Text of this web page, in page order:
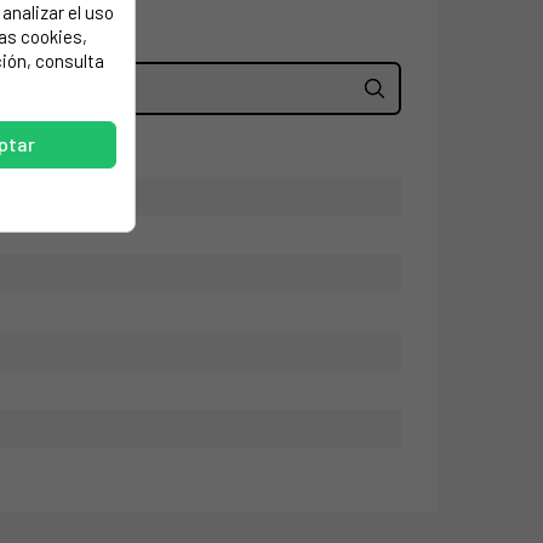
el uso
cookies,
consulta